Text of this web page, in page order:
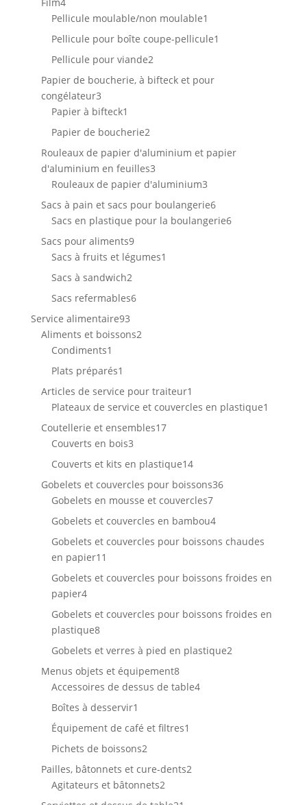
produits
Pellicule moulable/non moulable1
produit
Pellicule pour boîte coupe-pellicule1
Pellicule pour viande22
produits
Papier de boucherie, à bifteck et pour
congélateur33
produits
Papier à bifteck1
produit
Papier de boucherie22
produits
Rouleaux de papier d'aluminium et papier
d'aluminium en feuilles33
produits
Rouleaux de papier d'aluminium33
produits
Sacs à pain et sacs pour boulangerie66
produits
Sacs en plastique pour la boulangerie66
Sacs pour aliments99
produits
Sacs à fruits et légumes1
Sacs à sandwich22
produits
Sacs refermables66
Service alimentaire9393
produits
Aliments et boissons22
Condiments1
produit
Plats préparés1
produit
Articles de service pour traiteur1
produit
Plateaux de service et couvercles en plastique1
Coutellerie et ensembles1717
Couverts en bois33
produits
Couverts et kits en plastique1414
produits
Gobelets et couvercles pour boissons3636
Gobelets en mousse et couvercles77
produits
Gobelets et couvercles en bambou44
produits
Gobelets et couvercles pour boissons chaudes
en papier11
produits
Gobelets et couvercles pour boissons froides en
papier44
produits
Gobelets et couvercles pour boissons froides en
plastique88
produits
Gobelets et verres à pied en plastique22
Menus objets et équipement88
produits
Accessoires de dessus de table44
Boîtes à desservir1
produit
Équipement de café et filtres1
Pichets de boissons22
produits
Pailles, bâtonnets et cure-dents22
Agitateurs et bâtonnets22
produits